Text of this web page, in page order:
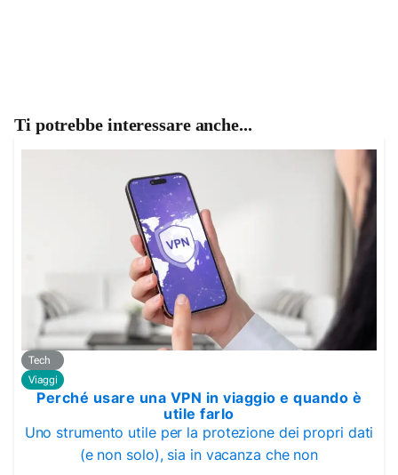
Ti potrebbe interessare anche...
Tech
Viaggi
Perché usare una VPN in viaggio e quando è
utile farlo
Uno strumento utile per la protezione dei propri dati
(e non solo), sia in vacanza che non